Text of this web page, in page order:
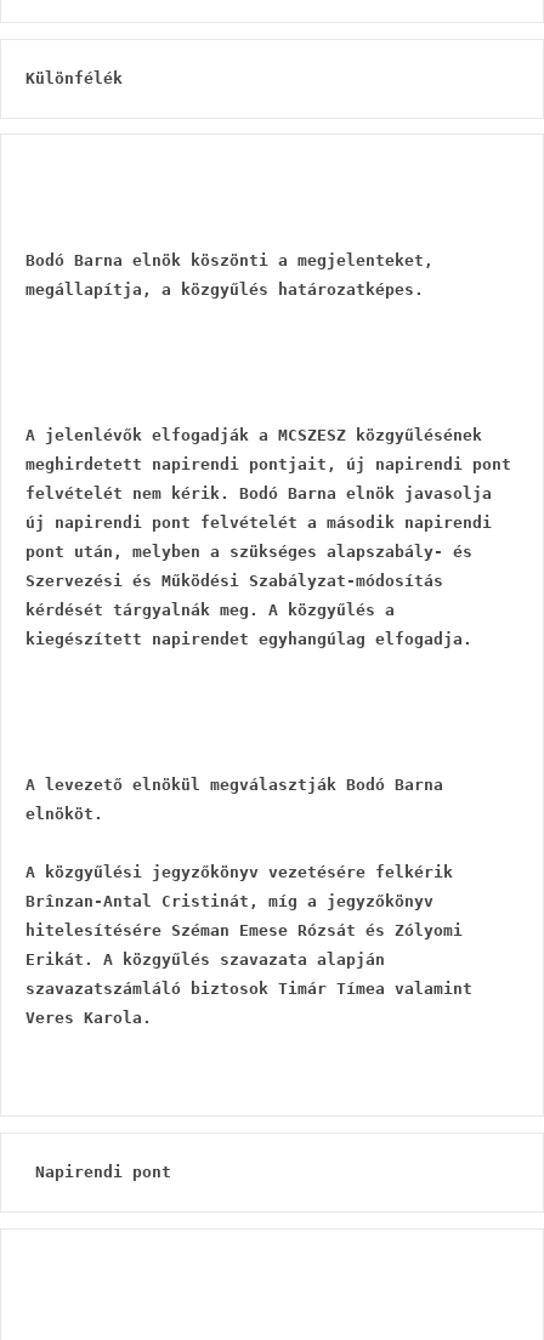
Különfélék
Bodó Barna elnök köszönti a megjelenteket,
megállapítja, a közgyűlés határozatképes.
A jelenlévők elfogadják a MCSZESZ közgyűlésének
meghirdetett napirendi pontjait, új napirendi pont
felvételét nem kérik. Bodó Barna elnök javasolja
új napirendi pont felvételét a második napirendi
pont után, melyben a szükséges alapszabály- és
Szervezési és Működési Szabályzat-módosítás
kérdését tárgyalnák meg. A közgyűlés a
kiegészített napirendet egyhangúlag elfogadja.
A levezető elnökül megválasztják Bodó Barna
elnököt.
A közgyűlési jegyzőkönyv vezetésére felkérik
Brînzan-Antal Cristinát, míg a jegyzőkönyv
hitelesítésére Széman Emese Rózsát és Zólyomi
Erikát. A közgyűlés szavazata alapján
szavazatszámláló biztosok Timár Tímea valamint
Veres Karola.
Napirendi pont